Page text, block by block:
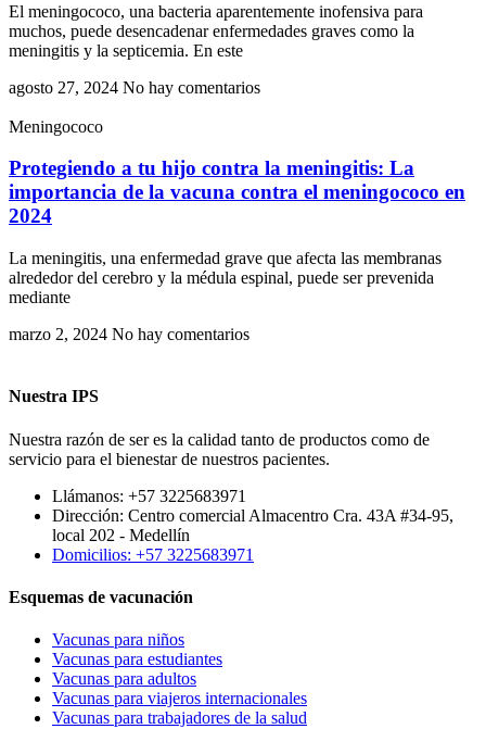
El meningococo, una bacteria aparentemente inofensiva para
muchos, puede desencadenar enfermedades graves como la
meningitis y la septicemia. En este
agosto 27, 2024 No hay comentarios
Meningococo
Protegiendo a tu hijo contra la meningitis: La
importancia de la vacuna contra el meningococo en
2024
La meningitis, una enfermedad grave que afecta las membranas
alrededor del cerebro y la médula espinal, puede ser prevenida
mediante
marzo 2, 2024 No hay comentarios
Nuestra IPS
Nuestra razón de ser es la calidad tanto de productos como de
servicio para el bienestar de nuestros pacientes.
Llámanos: +57 3225683971
Dirección: Centro comercial Almacentro Cra. 43A #34-95,
local 202 - Medellín
Domicilios: +57 3225683971
Esquemas de vacunación
Vacunas para niños
Vacunas para estudiantes
Vacunas para adultos
Vacunas para viajeros internacionales
Vacunas para trabajadores de la salud